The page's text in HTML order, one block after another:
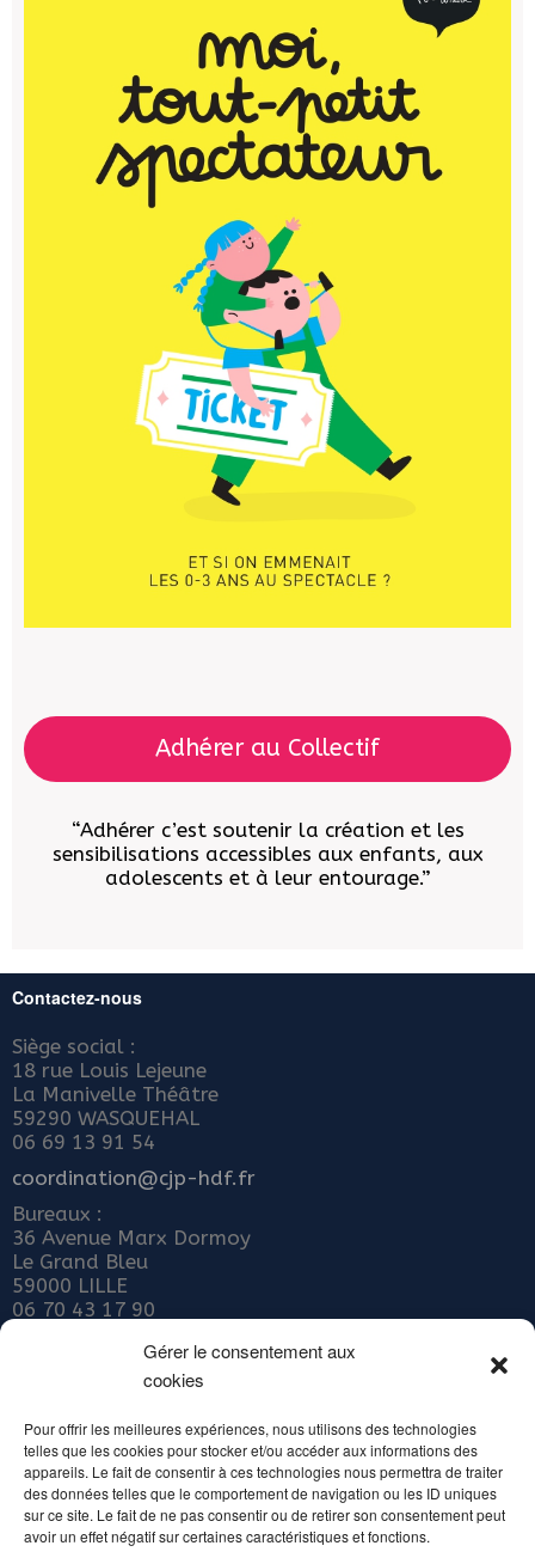
Gérer le consentement aux
cookies
Pour offrir les meilleures expériences, nous utilisons des technologies
telles que les cookies pour stocker et/ou accéder aux informations des
appareils. Le fait de consentir à ces technologies nous permettra de traiter
des données telles que le comportement de navigation ou les ID uniques
sur ce site. Le fait de ne pas consentir ou de retirer son consentement peut
avoir un effet négatif sur certaines caractéristiques et fonctions.
Adhérer au Collectif
“Adhérer c’est soutenir la création et les
sensibilisations accessibles aux enfants, aux
adolescents et à leur entourage.”
Contactez-nous
Siège social :
18 rue Louis Lejeune
La Manivelle Théâtre
59290 WASQUEHAL
06 69 13 91 54
coordination@cjp-hdf.fr
Bureaux :
36 Avenue Marx Dormoy
Le Grand Bleu
59000 LILLE
06 70 43 17 90
ADHÉRER AU COLLECTIF JEUNE PUBLIC
Inscrivez votre email ci-dessous